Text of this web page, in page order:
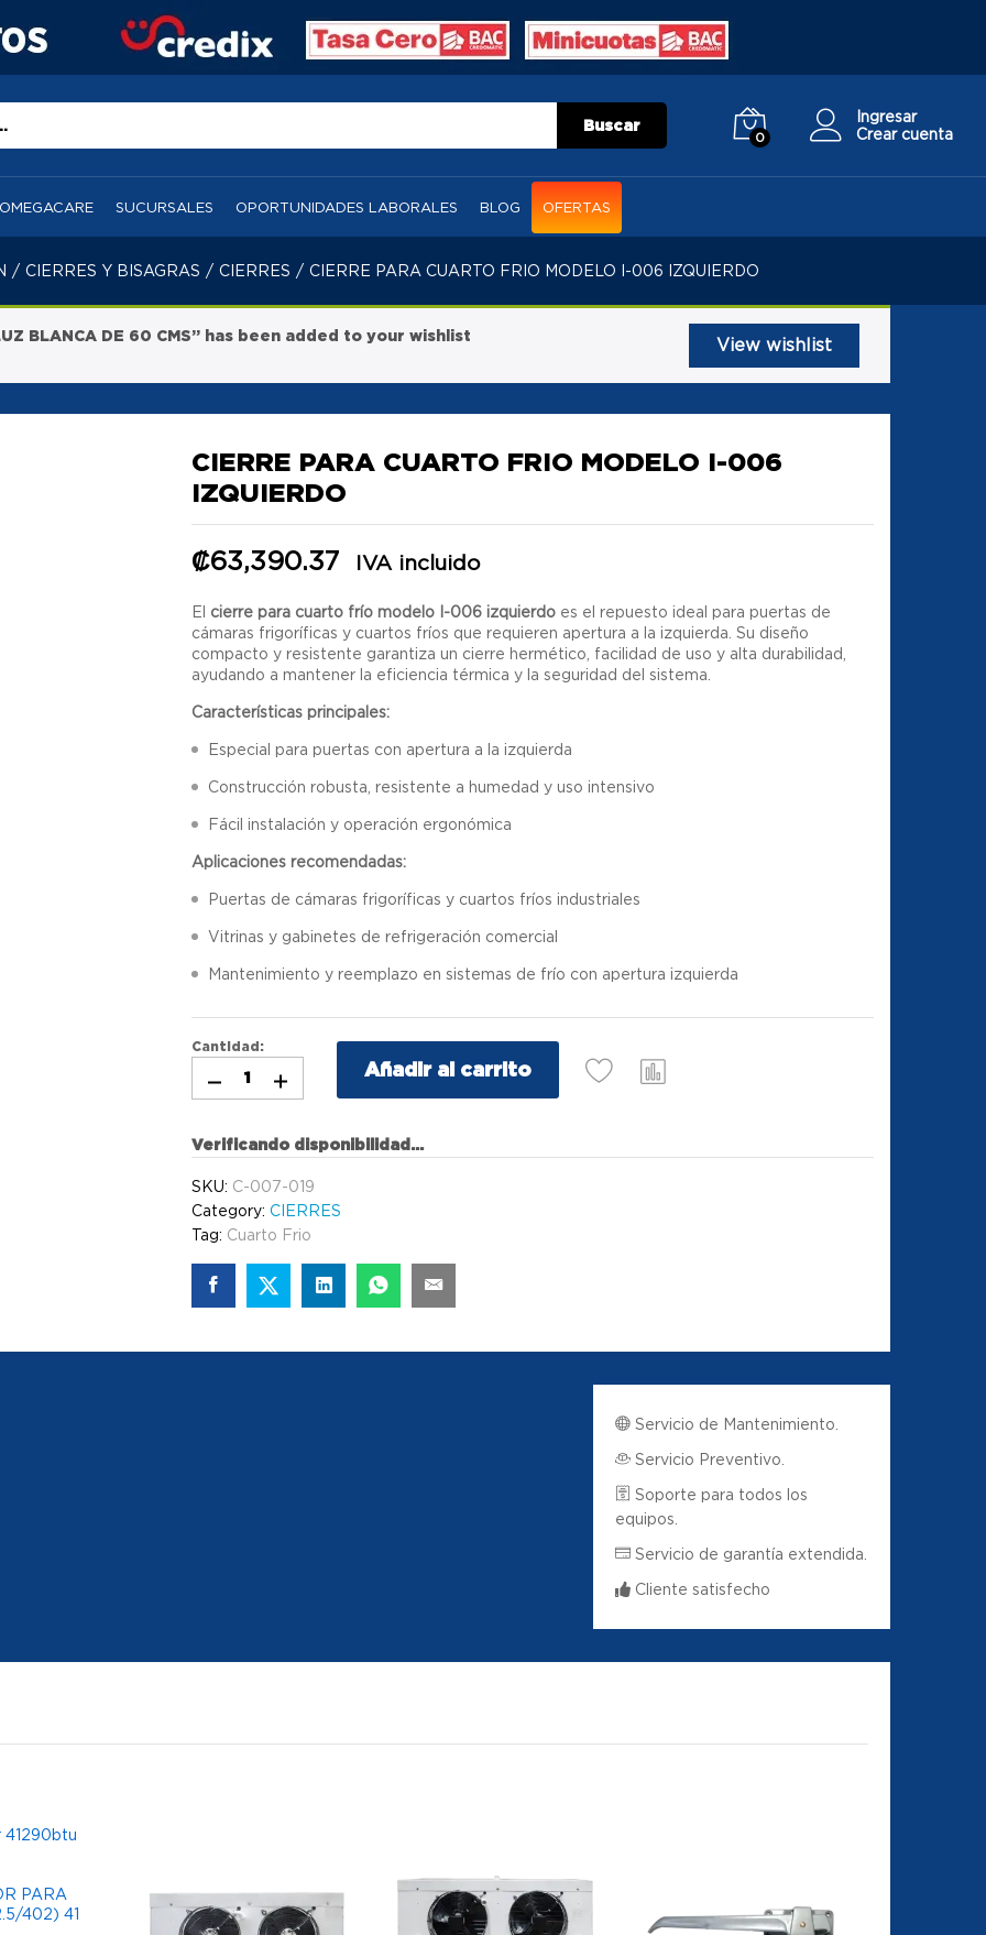
Buscar
0
Ingresar
Crear cuenta
OMEGACARE SUCURSALES OPORTUNIDADES LABORALES BLOG OFERTAS
/ CIERRES Y BISAGRAS / CIERRES / CIERRE PARA CUARTO FRIO MODELO I-006 IZQUIERDO
View wishlist
BLANCA DE 60 CMS” has been added to your wishlist
CIERRE PARA CUARTO FRIO MODELO I-006
IZQUIERDO
₡63,390.37 IVA incluido
El cierre para cuarto frío modelo I-006 izquierdo es el repuesto ideal para puertas de
cámaras frigoríficas y cuartos fríos que requieren apertura a la izquierda. Su diseño
compacto y resistente garantiza un cierre hermético, facilidad de uso y alta durabilidad,
ayudando a mantener la eficiencia térmica y la seguridad del sistema.
Características principales:
Especial para puertas con apertura a la izquierda
Construcción robusta, resistente a humedad y uso intensivo
Fácil instalación y operación ergonómica
Aplicaciones recomendadas:
Puertas de cámaras frigoríficas y cuartos fríos industriales
Vitrinas y gabinetes de refrigeración comercial
Mantenimiento y reemplazo en sistemas de frío con apertura izquierda
Cantidad:
Añadir al carrito
Verificando disponibilidad...
SKU: C-007-019
Category:CIERRES
Tag: Cuarto Frio
Servicio de Mantenimiento.
Servicio Preventivo.
Soporte para todos los
equipos.
Servicio de garantía extendida.
Cliente satisfecho
PARA
402) 41